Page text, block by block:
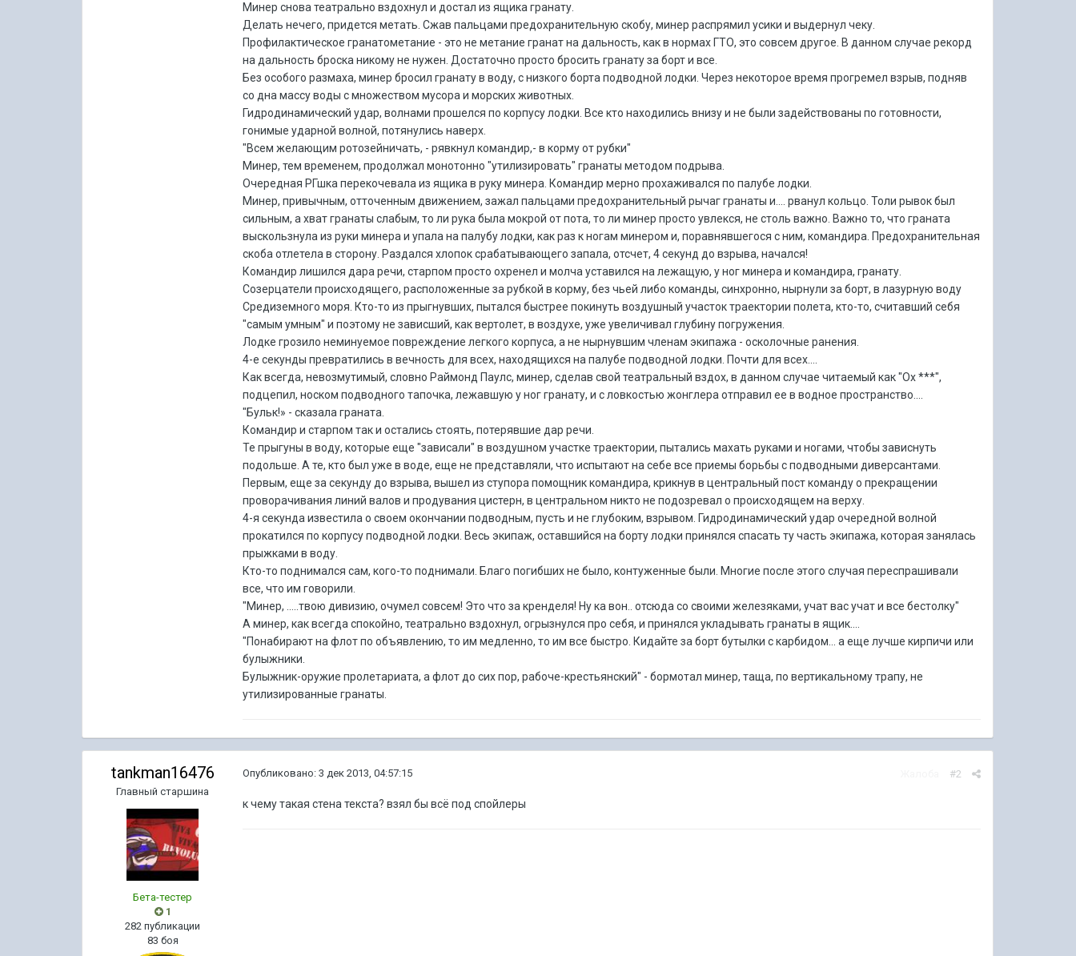
Минер снова театрально вздохнул и достал из ящика гранату.
Делать нечего, придется метать. Сжав пальцами предохранительную скобу, минер распрямил усики и выдернул чеку.
Профилактическое гранатометание - это не метание гранат на дальность, как в нормах ГТО, это совсем другое. В данном случае рекорд
на дальность броска никому не нужен. Достаточно просто бросить гранату за борт и все.
Без особого размаха, минер бросил гранату в воду, с низкого борта подводной лодки. Через некоторое время прогремел взрыв, подняв
со дна массу воды с множеством мусора и морских животных.
Гидродинамический удар, волнами прошелся по корпусу лодки. Все кто находились внизу и не были задействованы по готовности,
гонимые ударной волной, потянулись наверх.
"Всем желающим ротозейничать, - рявкнул командир,- в корму от рубки"
Минер, тем временем, продолжал монотонно "утилизировать" гранаты методом подрыва.
Очередная РГшка перекочевала из ящика в руку минера. Командир мерно прохаживался по палубе лодки.
Минер, привычным, отточенным движением, зажал пальцами предохранительный рычаг гранаты и.... рванул кольцо. Толи рывок был
сильным, а хват гранаты слабым, то ли рука была мокрой от пота, то ли минер просто увлекся, не столь важно. Важно то, что граната
выскользнула из руки минера и упала на палубу лодки, как раз к ногам минером и, поравнявшегося с ним, командира. Предохранительная
скоба отлетела в сторону. Раздался хлопок срабатывающего запала, отсчет, 4 секунд до взрыва, начался!
Командир лишился дара речи, старпом просто охренел и молча уставился на лежащую, у ног минера и командира, гранату.
Созерцатели происходящего, расположенные за рубкой в корму, без чьей либо команды, синхронно, нырнули за борт, в лазурную воду
Средиземного моря. Кто-то из прыгнувших, пытался быстрее покинуть воздушный участок траектории полета, кто-то, считавший себя
"самым умным" и поэтому не зависший, как вертолет, в воздухе, уже увеличивал глубину погружения.
Лодке грозило неминуемое повреждение легкого корпуса, а не нырнувшим членам экипажа - осколочные ранения.
4-е секунды превратились в вечность для всех, находящихся на палубе подводной лодки. Почти для всех....
Как всегда, невозмутимый, словно Раймонд Паулс, минер, сделав свой театральный вздох, в данном случае читаемый как "Ох ***",
подцепил, носком подводного тапочка, лежавшую у ног гранату, и с ловкостью жонглера отправил ее в водное пространство....
"Бульк!» - сказала граната.
Командир и старпом так и остались стоять, потерявшие дар речи.
Те прыгуны в воду, которые еще "зависали" в воздушном участке траектории, пытались махать руками и ногами, чтобы зависнуть
подольше. А те, кто был уже в воде, еще не представляли, что испытают на себе все приемы борьбы с подводными диверсантами.
Первым, еще за секунду до взрыва, вышел из ступора помощник командира, крикнув в центральный пост команду о прекращении
проворачивания линий валов и продувания цистерн, в центральном никто не подозревал о происходящем на верху.
4-я секунда известила о своем окончании подводным, пусть и не глубоким, взрывом. Гидродинамический удар очередной волной
прокатился по корпусу подводной лодки. Весь экипаж, оставшийся на борту лодки принялся спасать ту часть экипажа, которая занялась
прыжками в воду.
Кто-то поднимался сам, кого-то поднимали. Благо погибших не было, контуженные были. Многие после этого случая переспрашивали
все, что им говорили.
"Минер, .....твою дивизию, очумел совсем! Это что за кренделя! Ну ка вон.. отсюда со своими железяками, учат вас учат и все бестолку"
А минер, как всегда спокойно, театрально вздохнул, огрызнулся про себя, и принялся укладывать гранаты в ящик....
"Понабирают на флот по объявлению, то им медленно, то им все быстро. Кидайте за борт бутылки с карбидом... а еще лучше кирпичи или
булыжники.
Булыжник-оружие пролетариата, а флот до сих пор, рабоче-крестьянский" - бормотал минер, таща, по вертикальному трапу, не
утилизированные гранаты.
tankman16476
Главный старшина
Бета-тестер
1
282 публикации
83 боя
#2
Опубликовано:3 дек 2013, 04:57:15
к чему такая стена текста? взял бы всё под спойлеры